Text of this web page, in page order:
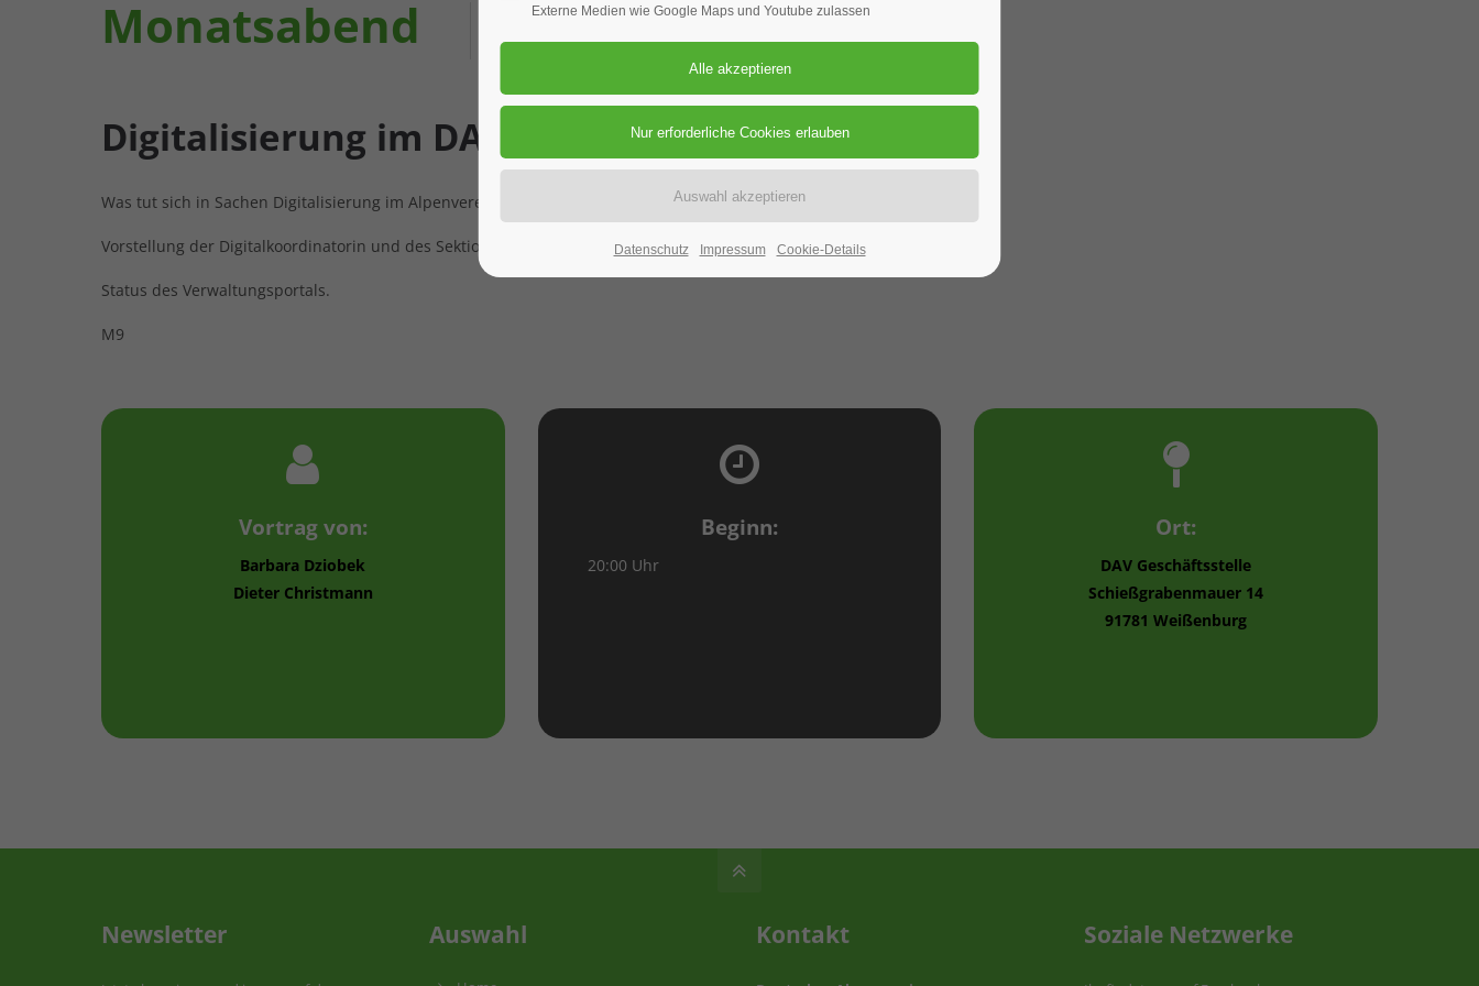
Monatsabend
11.09.2025
ORT: DAV-GESCHÄFTSSTELLE
Digitalisierung im DAV
Was tut sich in Sachen Digitalisierung im Alpenverein?
Vorstellung der Digitalkoordinatorin und des Sektionsadministrators.
Status des Verwaltungsportals.
M9
Vortrag von:
Barbara Dziobek
Dieter Christmann
Beginn:
20:00 Uhr
Ort:
DAV Geschäftsstelle
Schießgrabenmauer 14
91781 Weißenburg
Newsletter Auswahl Kontakt Soziale Netzwerke
Externe Medien wie Google Maps und Youtube zulassen
Datenschutz Impressum Cookie-Details